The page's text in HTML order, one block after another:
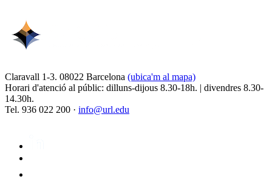
Claravall 1-3. 08022 Barcelona (ubica'm al mapa)
Horari d'atenció al públic: dilluns-dijous 8.30-18h. | divendres 8.30-
14.30h.
Tel. 936 022 200 · info@url.edu